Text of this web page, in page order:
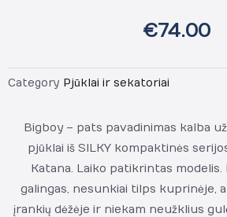
€74.00
Category Pjūklai ir sekatoriai
Bigboy – pats pavadinimas kalba
pjūklai iš SILKY kompaktinės
Katana. Laiko patikrintas modelis.
galingas, nesunkiai tilps kuprinėje,
įrankių dėžėje ir niekam neužklius